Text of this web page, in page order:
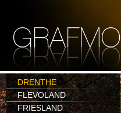
DRENTHE
FLEVOLAND
FRIESLAND